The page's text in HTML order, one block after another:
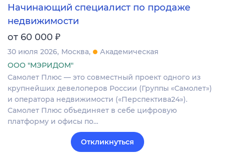
Начинающий специалист по продаже
недвижимости
от 60 000 ₽
30 июля 2026 Москва
Академическая
ООО "МЭРИДОМ"
Самолет Плюс — это совместный проект одного из
крупнейших девелоперов России (Группы «Самолет»)
и оператора недвижимости («Перспектива24»).
Самолет Плюс объединяет в себе цифровую
платформу и офисы по…
Откликнуться